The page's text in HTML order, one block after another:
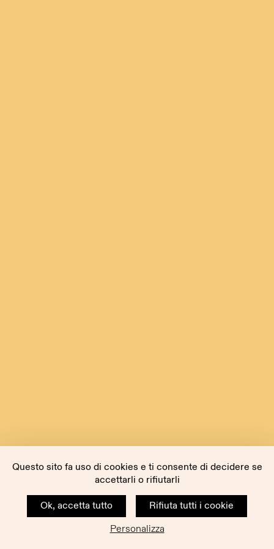
Questo sito fa uso di cookies e ti consente di decidere se
accettarli o rifiutarli
Ok, accetta tutto
Rifiuta tutti i cookie
Personalizza